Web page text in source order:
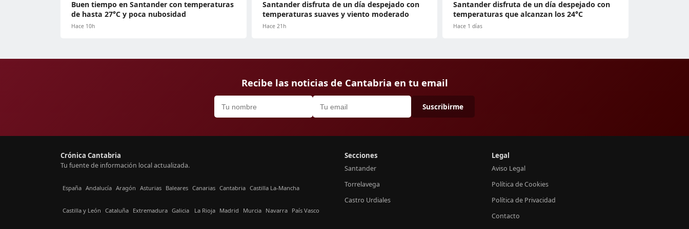
Buen tiempo en Santander con temperaturas
de hasta 27°C y poca nubosidad
Hace 10h
Santander disfruta de un día despejado con
temperaturas suaves y viento moderado
Hace 21h
Santander disfruta de un día despejado con
temperaturas que alcanzan los 24°C
Hace 1 días
Recibe las noticias de Cantabria en tu email
Suscribirme
Crónica Cantabria
Tu fuente de información local actualizada.
España Andalucía Aragón Asturias Baleares Canarias Cantabria Castilla La-Mancha
Castilla y León Cataluña Extremadura Galicia La Rioja Madrid Murcia Navarra País Vasco
Secciones
Santander
Torrelavega
Castro Urdiales
Legal
Aviso Legal
Política de Cookies
Política de Privacidad
Contacto